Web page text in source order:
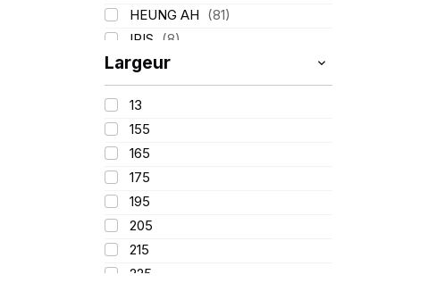
HEUNG AH (81)
IRIS (8)
ITALMATIC
KLEBER (116)
LASSA
LING LONG
MICHELIN
MITAS
Mondolfo ferro
PIRELLI
PROMETEON
Largeur
13
155
165
175
195
205
215
225